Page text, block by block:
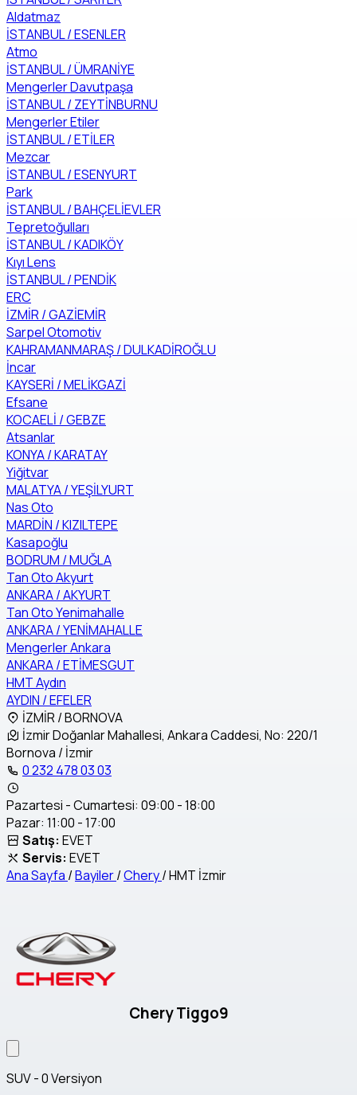
Aldatmaz
İSTANBUL / ESENLER
Atmo
İSTANBUL / ÜMRANİYE
Mengerler Davutpaşa
İSTANBUL / ZEYTİNBURNU
Mengerler Etiler
İSTANBUL / ETİLER
Mezcar
İSTANBUL / ESENYURT
Park
İSTANBUL / BAHÇELİEVLER
Tepretoğulları
İSTANBUL / KADIKÖY
Kıyı Lens
İSTANBUL / PENDİK
ERC
İZMİR / GAZİEMİR
Sarpel Otomotiv
KAHRAMANMARAŞ / DULKADİROĞLU
İncar
KAYSERİ / MELİKGAZİ
Efsane
KOCAELİ / GEBZE
Atsanlar
KONYA / KARATAY
Yiğitvar
MALATYA / YEŞİLYURT
Nas Oto
MARDİN / KIZILTEPE
Kasapoğlu
BODRUM / MUĞLA
Tan Oto Akyurt
ANKARA / AKYURT
Tan Oto Yenimahalle
ANKARA / YENİMAHALLE
Mengerler Ankara
ANKARA / ETİMESGUT
HMT Aydın
AYDIN / EFELER
İZMİR / BORNOVA
İzmir Doğanlar Mahallesi, Ankara Caddesi, No: 220/1
Bornova / İzmir
0 232 478 03 03
Pazartesi - Cumartesi: 09:00 - 18:00
Pazar: 11:00 - 17:00
Satış: EVET
Servis: EVET
Ana Sayfa /Bayiler/Chery/HMT İzmir
Chery Tiggo9
SUV - 0 Versiyon